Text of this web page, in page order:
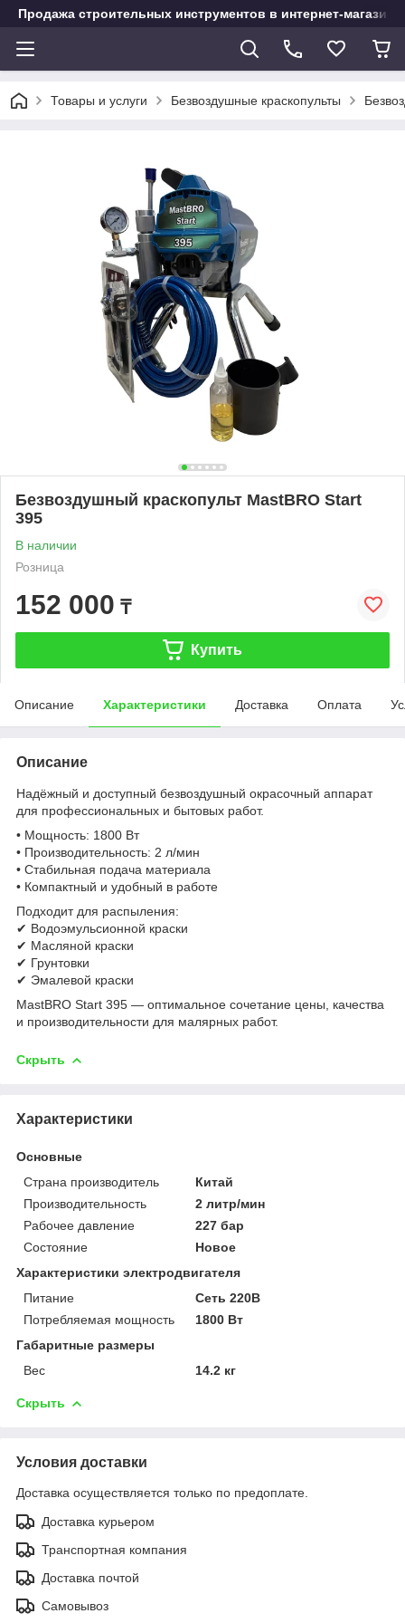
Продажа строительных инструментов в интернет-магазине
Товары и услуги Безвоздушные краскопульты
Безвоздушный краскопульт MastBRO Start
395
В наличии
Розница
152 000 ₸
Купить
Описание Характеристики Доставка Оплата
Описание
Надёжный и доступный безвоздушный окрасочный аппарат
для профессиональных и бытовых работ.
• Мощность: 1800 Вт
• Производительность: 2 л/мин
• Стабильная подача материала
• Компактный и удобный в работе
Подходит для распыления:
✔ Водоэмульсионной краски
✔ Масляной краски
✔ Грунтовки
✔ Эмалевой краски
MastBRO Start 395 — оптимальное сочетание цены, качества
и производительности для малярных работ.
Скрыть
Характеристики
Основные
Страна производитель
Китай
Производительность
2 литр/мин
Рабочее давление
227 бар
Состояние
Новое
Характеристики электродвигателя
Питание
Сеть 220В
Потребляемая мощность
1800 Вт
Габаритные размеры
Вес
14.2 кг
Скрыть
Условия доставки
Доставка осуществляется только по предоплате.
Доставка курьером
Транспортная компания
Доставка почтой
Самовывоз